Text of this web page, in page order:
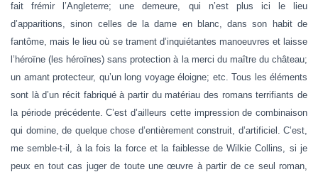
fait frémir l’Angleterre; une demeure, qui n’est plus ici le lieu
d’apparitions, sinon celles de la dame en blanc, dans son habit de
fantôme, mais le lieu où se trament d’inquiétantes manoeuvres et laisse
l’héroïne (les héroïnes) sans protection à la merci du maître du château;
un amant protecteur, qu’un long voyage éloigne; etc. Tous les éléments
sont là d’un récit fabriqué à partir du matériau des romans terrifiants de
la période précédente. C’est d’ailleurs cette impression de combinaison
qui domine, de quelque chose d’entièrement construit, d’artificiel. C’est,
me semble-t-il, à la fois la force et la faiblesse de Wilkie Collins, si je
peux en tout cas juger de toute une œuvre à partir de ce seul roman,